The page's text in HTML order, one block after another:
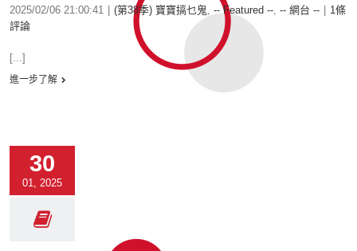
2025/02/06 21:00:41 (第38季) 寶寶搞乜鬼, -- Featured --, -- 網台 --
1條
評論
[...]
進一步了解
30
01, 2025